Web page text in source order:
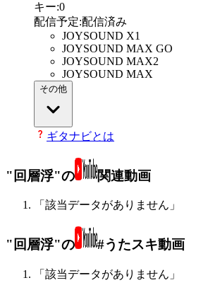
キー:0
配信予定:配信済み
JOYSOUND X1
JOYSOUND MAX GO
JOYSOUND MAX2
JOYSOUND MAX
その他
ギタナビとは
"回層浮"の 関連動画
「該当データがありません」
"回層浮"の #うたスキ動画
「該当データがありません」